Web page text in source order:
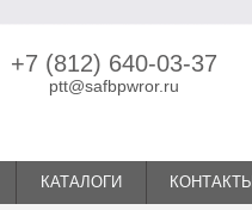
+7 (812) 640-03-37
ptt@safbpwror.ru
КАТАЛОГИ КОНТАКТЫ